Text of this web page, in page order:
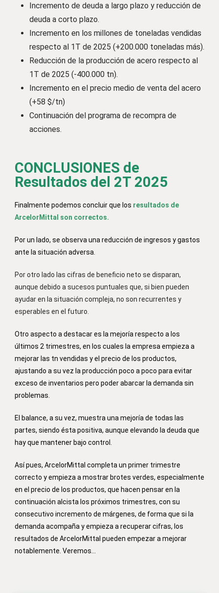
Incremento de deuda a largo plazo y reducción de
deuda a corto plazo.
Incremento en los millones de toneladas vendidas
respecto al 1T de 2025 (+200.000 toneladas más).
Reducción de la producción de acero respecto al
1T de 2025 (-400.000 tn).
Incremento en el precio medio de venta del acero
(+58 $/tn)
Continuación del programa de recompra de
acciones.
CONCLUSIONES de
Resultados del 2T 2025
Finalmente podemos concluir que los resultados de
ArcelorMittal son correctos.
Por un lado, se observa una reducción de ingresos y gastos
ante la situación adversa.
Por otro lado las cifras de beneficio neto se disparan,
aunque debido a sucesos puntuales que, si bien pueden
ayudar en la situación compleja, no son recurrentes y
esperables en el futuro.
Otro aspecto a destacar es la mejoría respecto a los
últimos 2 trimestres, en los cuales la empresa empieza a
mejorar las tn vendidas y el precio de los productos,
ajustando a su vez la producción poco a poco para evitar
exceso de inventarios pero poder abarcar la demanda sin
problemas.
El balance, a su vez, muestra una mejoría de todas las
partes, siendo ésta positiva, aunque elevando la deuda que
hay que mantener bajo control.
Así pues, ArcelorMittal completa un primer trimestre
correcto y empieza a mostrar brotes verdes, especialmente
en el precio de los productos, que hacen pensar en la
continuación alcista los próximos trimestres, con su
consecutivo incremento de márgenes, de forma que si la
demanda acompaña y empieza a recuperar cifras, los
resultados de ArcelorMittal pueden empezar a mejorar
notablemente. Veremos…